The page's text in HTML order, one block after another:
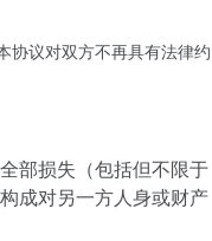
协议对双方不再具有法律约
部损失（包括但不限于
成对另一方人身或财产